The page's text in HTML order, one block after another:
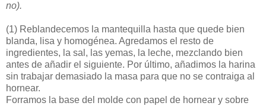
no).
(1) Reblandecemos la mantequilla hasta que quede bien
blanda, lisa y homogénea. Agredamos el resto de
ingredientes, la sal, las yemas, la leche, mezclando bien
antes de añadir el siguiente. Por último, añadimos la harina
sin trabajar demasiado la masa para que no se contraiga al
hornear.
Forramos la base del molde con papel de hornear y sobre